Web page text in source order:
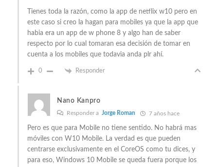
Tienes toda la razón, como la app de netflix w10 pero en
este caso si creo la hagan para mobiles ya que la app que
habia era un app de w phone 8 y algo han de saber
respecto por lo cual tomaran esa decisión de tomar en
cuenta a los mobiles que todavia anda plr ahí.
0 Responder
Nano Kanpro
Responder a Jorge Roman 7 años hace
Pero es que para Mobile no tiene sentido. No habrá mas
móviles con W10 Mobile. La verdad es que pueden
centrarse exclusivamente en el CoreOS como tu dices, y
para eso, Windows 10 Mobile se queda fuera porque los